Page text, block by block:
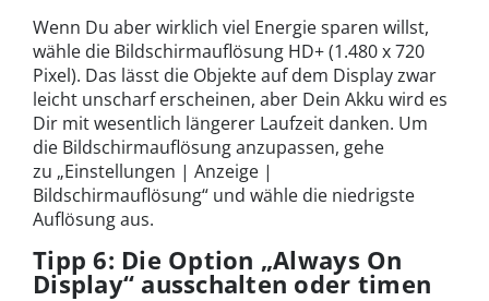
Wenn Du aber wirklich viel Energie sparen willst,
wähle die Bildschirmauflösung HD+ (1.480 x 720
Pixel). Das lässt die Objekte auf dem Display zwar
leicht unscharf erscheinen, aber Dein Akku wird es
Dir mit wesentlich längerer Laufzeit danken. Um
die Bildschirmauflösung anzupassen, gehe
zu „Einstellungen | Anzeige |
Bildschirmauflösung“ und wähle die niedrigste
Auflösung aus.
Tipp 6: Die Option „Always On
Display“ ausschalten oder timen